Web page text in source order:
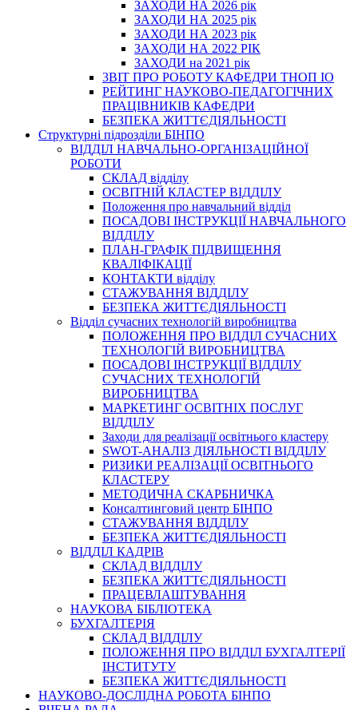
ЗАХОДИ НА 2026 рік
ЗАХОДИ НА 2025 рік
ЗАХОДИ НА 2023 рік
ЗАХОДИ НА 2022 РІК
ЗАХОДИ на 2021 рік
3BIT ПРО РОБОТУ КАФЕДРИ ТНОП ІО
РЕЙТИНГ НАУКОВО-ПЕДАГОГІЧНИХ
ПРАЦІВНИКІВ КАФЕДРИ
БЕЗПЕКА ЖИТТЄДІЯЛЬНОСТІ
Структурні підрозділи БІНПО
ВІДДІЛ НАВЧАЛЬНО-ОРГАНІЗАЦІЙНОЇ
РОБОТИ
СКЛАД відділу
ОСВІТНІЙ КЛАСТЕР ВІДДІЛУ
Положення про навчальний вiддiл
ПОСАДОВІ ІНСТРУКЦІЇ НАВЧАЛЬНОГО
ВІДДІЛУ
ПЛАН-ГРАФІК ПІДВИЩЕННЯ
КВАЛІФІКАЦІЇ
КОНТАКТИ відділу
СТАЖУВАННЯ ВІДДІЛУ
БЕЗПЕКА ЖИТТЄДІЯЛЬНОСТІ
Відділ сучасних технологій виробництва
ПОЛОЖЕННЯ ПРО ВІДДІЛ СУЧАСНИХ
ТЕХНОЛОГІЙ ВИРОБНИЦТВА
ПОСАДОВІ ІНСТРУКЦІЇ ВІДДІЛУ
СУЧАСНИХ ТЕХНОЛОГІЙ
ВИРОБНИЦТВА
МАРКЕТИНГ ОСВІТНІХ ПОСЛУГ
ВІДДІЛУ
Заходи для реалізації освітнього кластеру
SWOT-АНАЛІЗ ДІЯЛЬНОСТІ ВІДДІЛУ
РИЗИКИ РЕАЛІЗАЦІЇ ОСВІТНЬОГО
КЛАСТЕРУ
МЕТОДИЧНА СКАРБНИЧКА
Консалтинговий центр БІНПО
СТАЖУВАННЯ ВІДДІЛУ
БЕЗПЕКА ЖИТТЄДІЯЛЬНОСТІ
ВІДДІЛ КАДРІВ
СКЛАД ВІДДІЛУ
БЕЗПЕКА ЖИТТЄДІЯЛЬНОСТІ
ПРАЦЕВЛАШТУВАННЯ
НАУКОВА БІБЛІОТЕКА
БУХГАЛТЕРІЯ
СКЛАД ВІДДІЛУ
ПОЛОЖЕННЯ ПРО ВІДДІЛ БУХГАЛТЕРІЇ
ІНСТИТУТУ
БЕЗПЕКА ЖИТТЄДІЯЛЬНОСТІ
НАУКОВО-ДОСЛІДНА РОБОТА БІНПО